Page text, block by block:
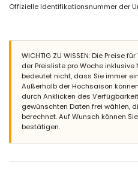
WC
großes und eingezäuntes
beheizter privater Pool mit den
wunderschöner Garten mit
Gartenmöbeln mit Liegen
überdachte Terrasse
Grill
3 private Parkplätze
Weitere Informationen
Offizielle Identifikationsnummer der
WICHTIG ZU WISSEN: Die Preise
der Preisliste pro Woche
bedeutet nicht, dass Sie immer
Außerhalb der Hochsaison
durch Anklicken des
gewünschten Daten frei wählen,
berechnet. Auf Wunsch können
bestätigen.